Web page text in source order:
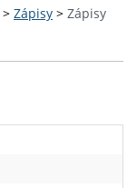
> Zápisy > Zápisy